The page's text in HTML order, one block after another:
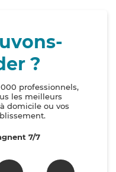
?
professionnels,
les meilleurs
domicile ou vos
7/7